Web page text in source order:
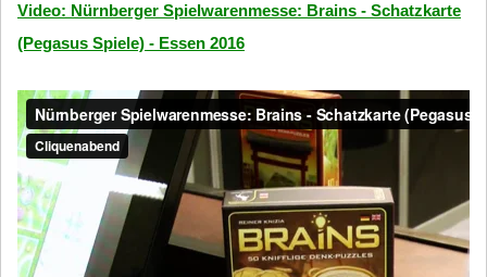
Video: Nürnberger Spielwarenmesse: Brains - Schatzkarte
(Pegasus Spiele) - Essen 2016